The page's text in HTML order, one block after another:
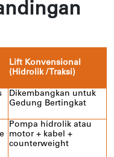
Lift Konvensional
(Hidrolik / Traksi)
Dikembangkan untuk
Gedung Bertingkat
Pompa hidrolik atau
motor + kabel +
counterweight